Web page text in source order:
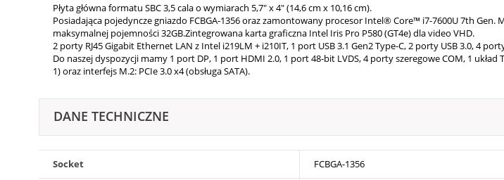
Płyta główna formatu SBC 3,5 cala o wymiarach 5,7" x 4" (14,6 cm x 10,16 cm).
Posiadająca pojedyncze gniazdo FCBGA-1356 oraz zamontowany procesor Intel® Core™ i7-7600U 7th
maksymalnej pojemności 32GB.Zintegrowana karta graficzna Intel Iris Pro P580 (GT4e) dla video VHD.
2 porty RJ45 Gigabit Ethernet LAN z Intel i219LM + i210IT, 1 port USB 3.1 Gen2 Type-C, 2 porty USB 3.0, 4
Do naszej dyspozycji mamy 1 port DP, 1 port HDMI 2.0, 1 port 48-bit LVDS, 4 porty szeregowe COM, 1 układ
1) oraz interfejs M.2: PCIe 3.0 x4 (obsługa SATA).
DANE TECHNICZNE
Socket FCBGA-1356